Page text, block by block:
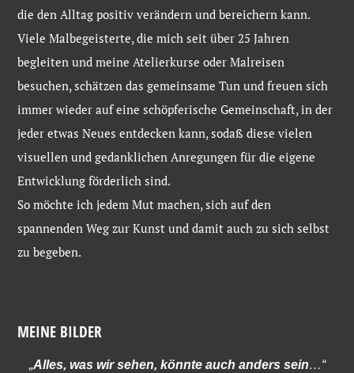
die den Alltag positiv verändern und bereichern kann.
Viele Malbegeisterte, die mich seit über 25 Jahren
begleiten und meine Atelierkurse oder Malreisen
besuchen, schätzen das gemeinsame Tun und freuen sich
immer wieder auf eine schöpferische Gemeinschaft, in der
jeder etwas Neues entdecken kann, sodaß diese vielen
visuellen und gedanklichen Anregungen für die eigene
Entwicklung förderlich sind.
So möchte ich jedem Mut machen, sich auf den
spannenden Weg zur Kunst und damit auch zu sich selbst
zu begeben.
MEINE BILDER
„Alles, was wir sehen, könnte auch anders sein…“